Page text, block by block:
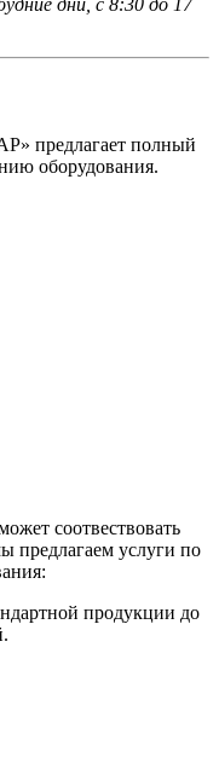
дни, с 8:30 до 17
предлагает полный
оборудования.
соотвествовать
предлагаем услуги по
продукции до